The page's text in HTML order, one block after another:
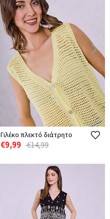
Γιλέκο πλεκτό διάτρητο
€9,99 €14,99